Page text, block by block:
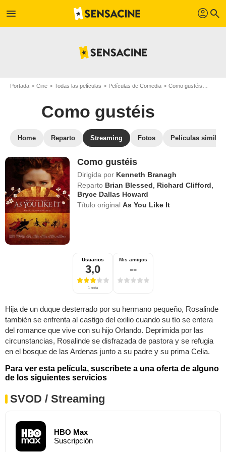
menu profil search
Portada Cine Todas las películas Películas de Comedia Como gustéis
Como gustéis
Home Reparto Streaming Fotos Películas
Como gustéis
Dirigida por Kenneth Branagh
Reparto Brian Blessed Richard Clifford
Bryce Dallas Howard
Título originalAs You Like It
Usuarios
3,0
1 nota
Mis amigos
--
Hija de un duque desterrado por su hermano pequeño, Rosalinde
también se enfrenta al castigo del exilio cuando su tío se entera
del romance que vive con su hijo Orlando. Deprimida por las
circunstancias, Rosalinde se disfrazada de pastora y se refugia
en el bosque de las Ardenas junto a su padre y su prima Celia.
Para ver esta película, suscríbete a una oferta de alguno
de los siguientes servicios
SVOD / Streaming
HBO Max
Suscripción